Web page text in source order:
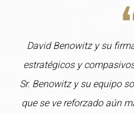
David Benowitz y su
estratégicos y
Sr. Benowitz y su equipo
que se ve reforzado aún